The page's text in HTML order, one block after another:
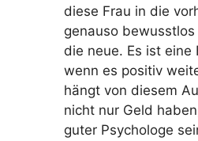
diese Frau in die
genauso
die neue. Es ist eine
wenn es positiv
hängt von diesem
nicht nur Geld
guter Psychologe